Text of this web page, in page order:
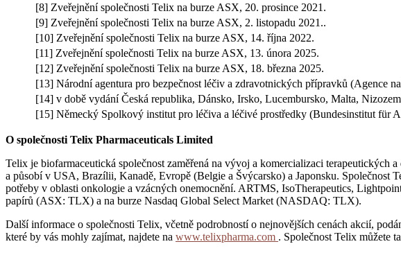
[8] Zveřejnění společnosti Telix na burze ASX, 20. prosince 2021.
[9] Zveřejnění společnosti Telix na burze ASX, 2. listopadu 2021..
[10] Zveřejnění společnosti Telix na burze ASX, 14. října 2022.
[11] Zveřejnění společnosti Telix na burze ASX, 13. února 2025.
[12] Zveřejnění společnosti Telix na burze ASX, 18. března 2025.
[13] Národní agentura pro bezpečnost léčiv a zdravotnických přípravků (Agence
[14] v době vydání Česká republika, Dánsko, Irsko, Lucembursko, Malta,
[15] Německý Spolkový institut pro léčiva a léčivé prostředky (Bundesinstitut für
O společnosti Telix Pharmaceuticals Limited
Telix je biofarmaceutická společnost zaměřená na vývoj a komercializaci
a působí v USA, Brazílii, Kanadě, Evropě (Belgie a Švýcarsko) a Japonsku.
potřeby v oblasti onkologie a vzácných onemocnění. ARTMS, IsoTherapeutics,
papírů (ASX: TLX) a na burze Nasdaq Global Select Market (NASDAQ: TLX).
Další informace o společnosti Telix, včetně podrobností o nejnovějších cenách akcií,
které by vás mohly zajímat, najdete na www.telixpharma.com . Společnost Telix můžete